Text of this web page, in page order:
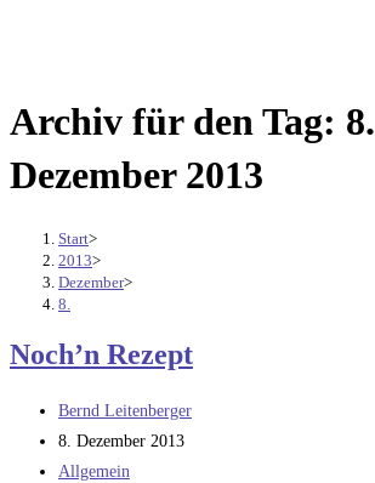
Archiv für den Tag: 8.
Dezember 2013
Start>
2013>
Dezember>
8.
Noch’n Rezept
Beitrags-
Autor:
Bernd Leitenberger
Beitrag
veröffentlicht:
8. Dezember 2013
Beitrags-
Allgemein